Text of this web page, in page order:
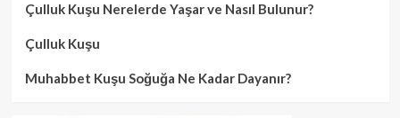
Çulluk Kuşu Nerelerde Yaşar ve Nasıl Bulunur?
Çulluk Kuşu
Muhabbet Kuşu Soğuğa Ne Kadar Dayanır?